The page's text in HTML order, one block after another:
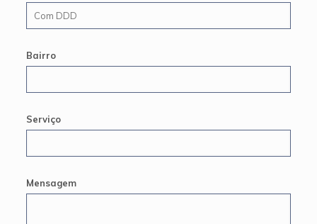
Bairro
Serviço
Mensagem